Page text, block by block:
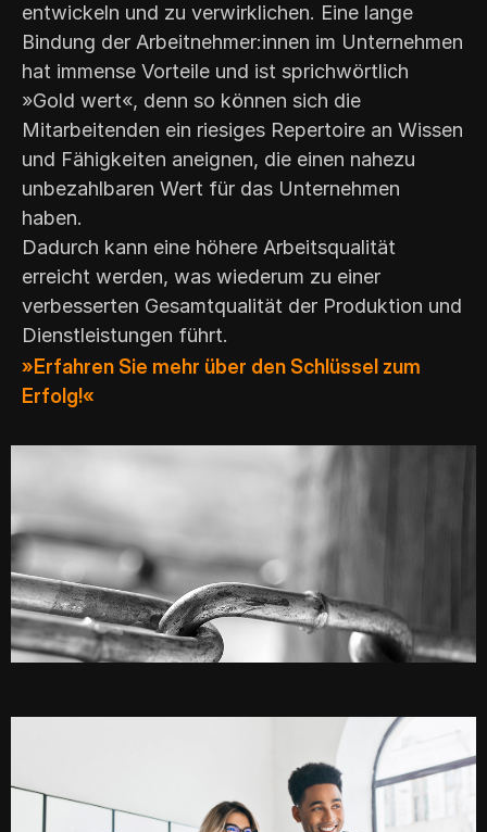
entwickeln und zu verwirklichen. Eine lange
Bindung der Arbeitnehmer:innen im Unternehmen
hat immense Vorteile und ist sprichwörtlich
»Gold wert«, denn so können sich die
Mitarbeitenden ein riesiges Repertoire an Wissen
und Fähigkeiten aneignen, die einen nahezu
unbezahlbaren Wert für das Unternehmen
haben.
Dadurch kann eine höhere Arbeitsqualität
erreicht werden, was wiederum zu einer
verbesserten Gesamtqualität der Produktion und
Dienstleistungen führt.
»Erfahren Sie mehr über den Schlüssel zum
Erfolg!«